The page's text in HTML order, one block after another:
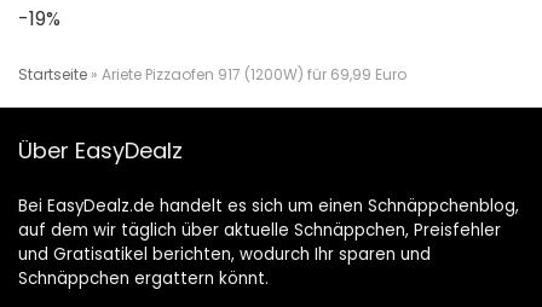
-19%
Startseite » Ariete Pizzaofen 917 (1200W) für 69,99 Euro
Über EasyDealz
Bei EasyDealz.de handelt es sich um einen Schnäppchenblog,
auf dem wir täglich über aktuelle Schnäppchen, Preisfehler
und Gratisatikel berichten, wodurch Ihr sparen und
Schnäppchen ergattern könnt.